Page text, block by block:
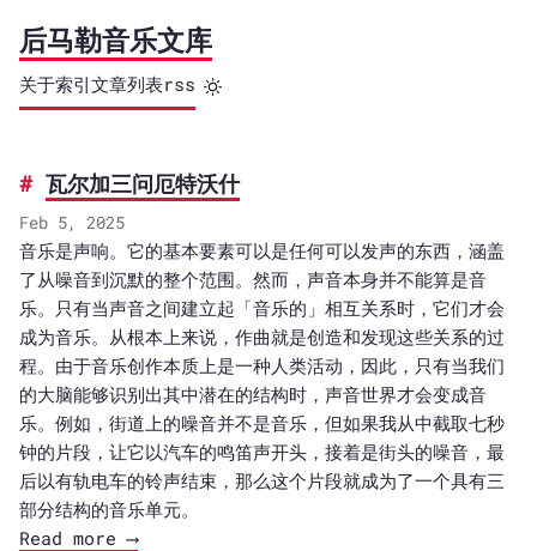
后马勒音乐文库
关于索引文章列表rss
瓦尔加三问厄特沃什
Feb 5, 2025
音乐是声响。它的基本要素可以是任何可以发声的东西，涵盖
了从噪音到沉默的整个范围。然而，声音本身并不能算是音
乐。只有当声音之间建立起「音乐的」相互关系时，它们才会
成为音乐。从根本上来说，作曲就是创造和发现这些关系的过
程。由于音乐创作本质上是一种人类活动，因此，只有当我们
的大脑能够识别出其中潜在的结构时，声音世界才会变成音
乐。例如，街道上的噪音并不是音乐，但如果我从中截取七秒
钟的片段，让它以汽车的鸣笛声开头，接着是街头的噪音，最
后以有轨电车的铃声结束，那么这个片段就成为了一个具有三
部分结构的音乐单元。
Read more ⟶